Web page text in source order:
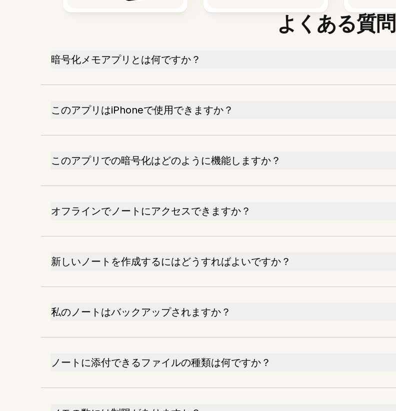
よくある質問
暗号化メモアプリとは何ですか？
このアプリはiPhoneで使用できますか？
このアプリでの暗号化はどのように機能しますか？
オフラインでノートにアクセスできますか？
新しいノートを作成するにはどうすればよいですか？
私のノートはバックアップされますか？
ノートに添付できるファイルの種類は何ですか？